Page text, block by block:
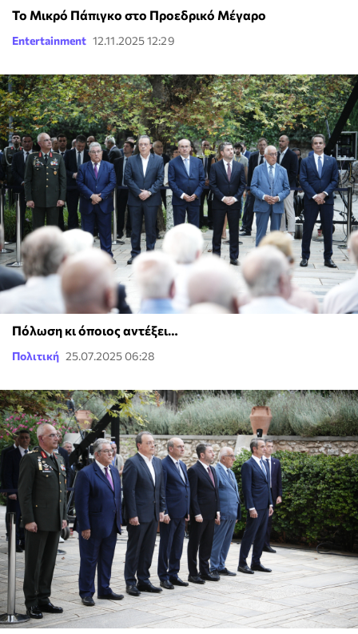
Το Μικρό Πάπιγκο στο Προεδρικό Μέγαρο
Entertainment 12.11.2025 12:29
Πόλωση κι όποιος αντέξει…
Πολιτική 25.07.2025 06:28